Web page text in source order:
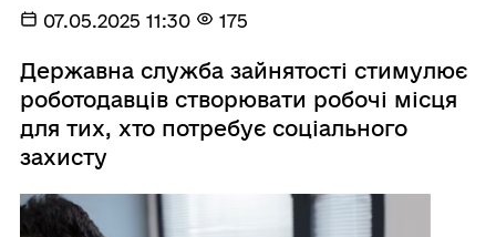
07.05.2025 11:30 175
Державна служба зайнятості стимулює
роботодавців створювати робочі місця
для тих, хто потребує соціального
захисту